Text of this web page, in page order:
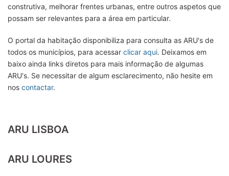
construtiva, melhorar frentes urbanas, entre outros aspetos que
possam ser relevantes para a área em particular.
O portal da habitação disponibiliza para consulta as ARU's de
todos os municípios, para acessar clicar aqui. Deixamos em
baixo ainda links diretos para mais informação de algumas
ARU's. Se necessitar de algum esclarecimento, não hesite em
nos contactar.
ARU LISBOA
ARU LOURES